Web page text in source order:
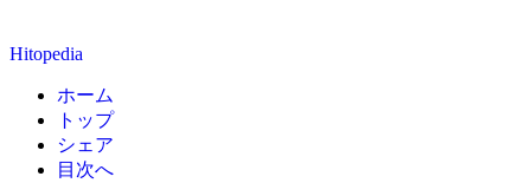
Hitopedia
ホーム
トップ
シェア
目次へ